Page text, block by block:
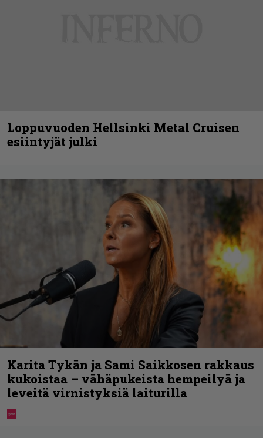
Loppuvuoden Hellsinki Metal Cruisen
esiintyjät julki
Karita Tykän ja Sami Saikkosen rakkaus
kukoistaa – vähäpukeista hempeilyä ja
leveitä virnistyksiä laiturilla